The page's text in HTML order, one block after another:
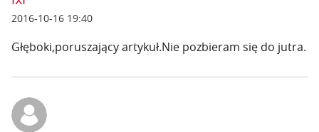
2016-10-16 19:40
Głęboki,poruszający artykuł.Nie pozbieram się do jutra.